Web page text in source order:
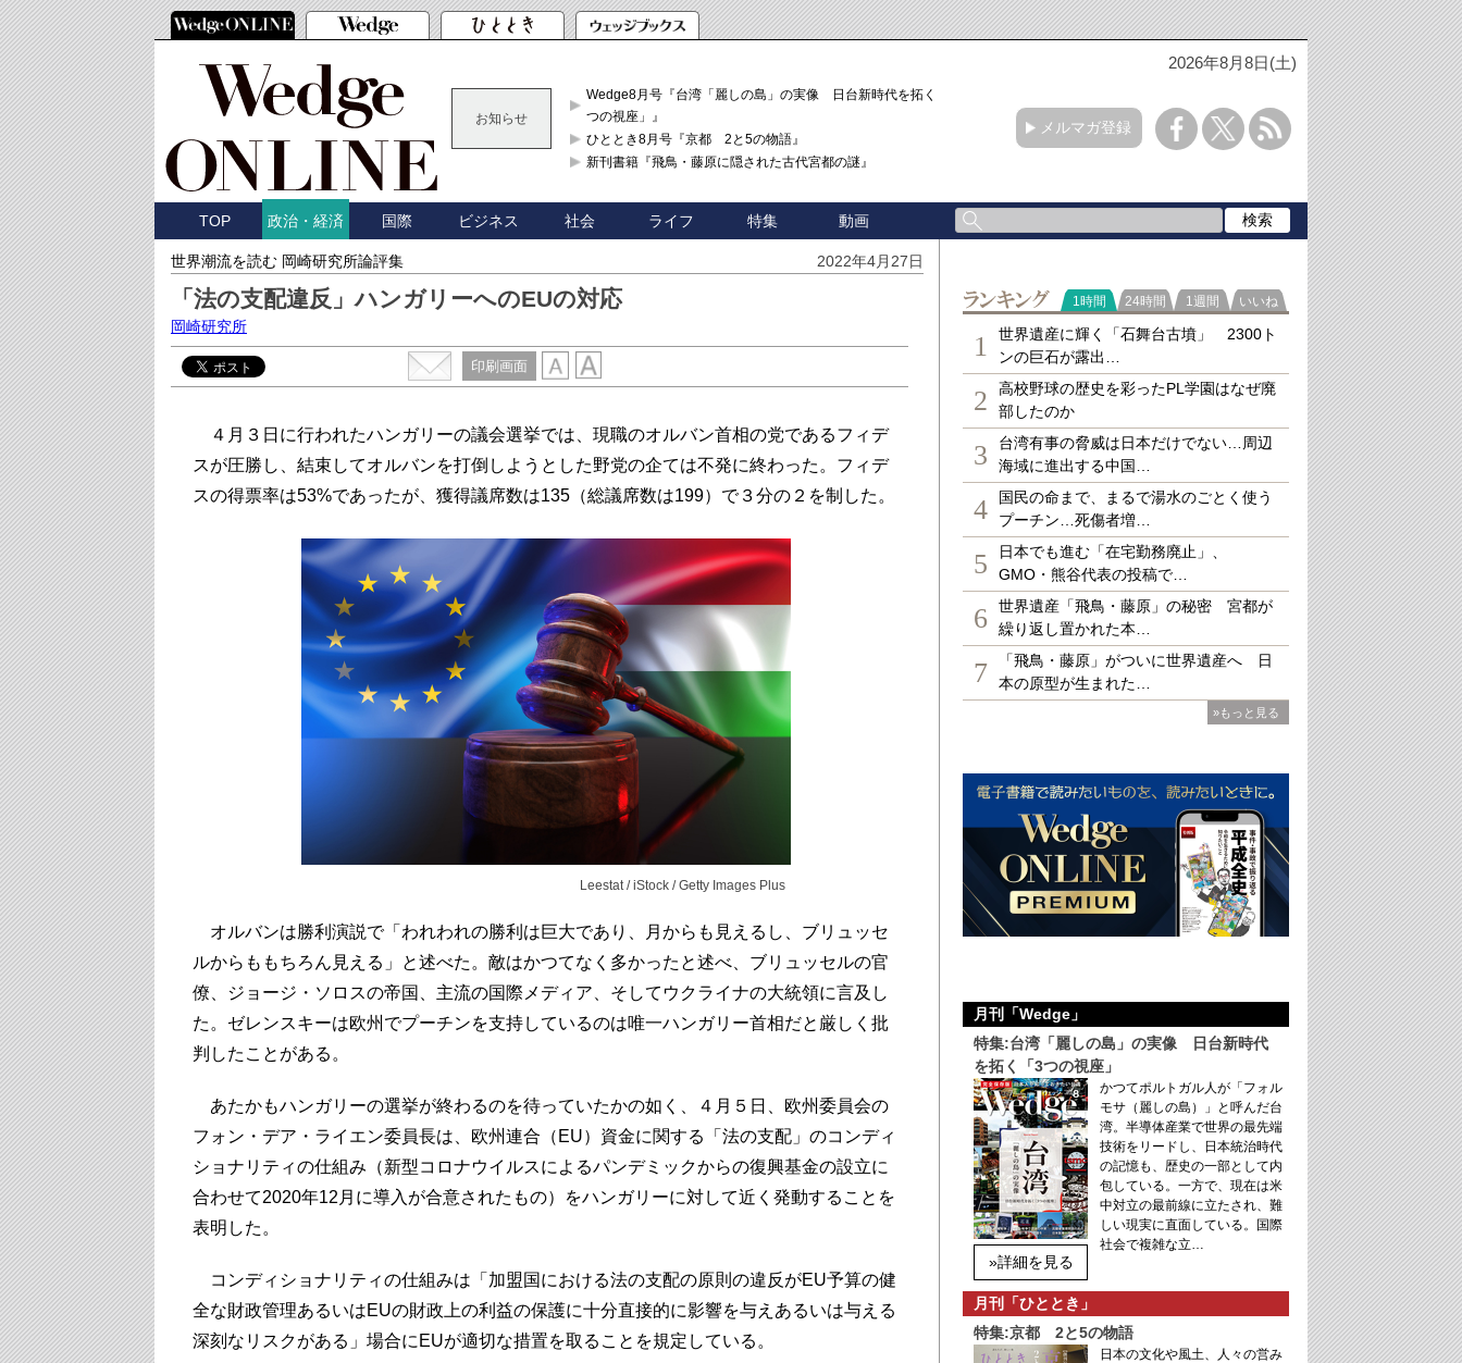
2026年8月8日(土)
お知らせ
Wedge8月号『台湾「麗しの島」の実像 日台新時代を拓く「3
つの視座」』
ひととき8月号『京都 2と5の物語』
新刊書籍『飛鳥・藤原に隠された古代宮都の謎』
メルマガ登録
TOP 政治・経済 国際 ビジネス 社会 ライフ 特集 動画
世界潮流を読む 岡崎研究所論評集 2022年4月27日
「法の支配違反」ハンガリーへのEUの対応
岡崎研究所
印刷画面
４月３日に行われたハンガリーの議会選挙では、現職のオルバン首相の党であるフィデ
スが圧勝し、結束してオルバンを打倒しようとした野党の企ては不発に終わった。フィデ
スの得票率は53%であったが、獲得議席数は135（総議席数は199）で３分の２を制した。
Leestat / iStock / Getty Images Plus
オルバンは勝利演説で「われわれの勝利は巨大であり、月からも見えるし、ブリュッセ
ルからももちろん見える」と述べた。敵はかつてなく多かったと述べ、ブリュッセルの官
僚、ジョージ・ソロスの帝国、主流の国際メディア、そしてウクライナの大統領に言及し
た。ゼレンスキーは欧州でプーチンを支持しているのは唯一ハンガリー首相だと厳しく批
判したことがある。
あたかもハンガリーの選挙が終わるのを待っていたかの如く、４月５日、欧州委員会の
フォン・デア・ライエン委員長は、欧州連合（EU）資金に関する「法の支配」のコンディ
ショナリティの仕組み（新型コロナウイルスによるパンデミックからの復興基金の設立に
合わせて2020年12月に導入が合意されたもの）をハンガリーに対して近く発動することを
表明した。
コンディショナリティの仕組みは「加盟国における法の支配の原則の違反がEU予算の健
全な財政管理あるいはEUの財政上の利益の保護に十分直接的に影響を与えあるいは与える
深刻なリスクがある」場合にEUが適切な措置を取ることを規定している。
ランキング
1時間 24時間 1週間 いいね
1
世界遺産に輝く「石舞台古墳」 2300ト
ンの巨石が露出…
2
高校野球の歴史を彩ったPL学園はなぜ廃
部したのか
3
台湾有事の脅威は日本だけでない…周辺
海域に進出する中国…
4
国民の命まで、まるで湯水のごとく使う
プーチン…死傷者増…
5
日本でも進む「在宅勤務廃止」、
GMO・熊谷代表の投稿で…
6
世界遺産「飛鳥・藤原」の秘密 宮都が
繰り返し置かれた本…
7
「飛鳥・藤原」がついに世界遺産へ 日
本の原型が生まれた…
»もっと見る
月刊「Wedge」
特集:台湾「麗しの島」の実像 日台新時代
を拓く「3つの視座」
»詳細を見る
かつてポルトガル人が「フォル
モサ（麗しの島）」と呼んだ台
湾。半導体産業で世界の最先端
技術をリードし、日本統治時代
の記憶も、歴史の一部として内
包している。一方で、現在は米
中対立の最前線に立たされ、難
しい現実に直面している。国際
社会で複雑な立…
月刊「ひととき」
特集:京都 2と5の物語
日本の文化や風土、人々の営み